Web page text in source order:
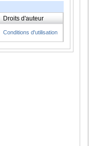
Droits d'auteur
Conditions d'utilisation